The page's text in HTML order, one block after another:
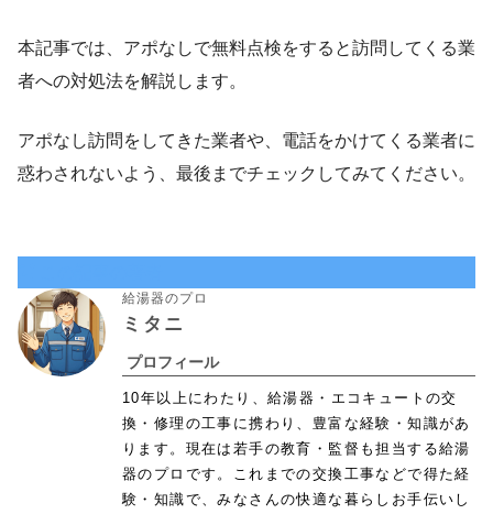
本記事では、アポなしで無料点検をすると訪問してくる業
者への対処法を解説します。
アポなし訪問をしてきた業者や、電話をかけてくる業者に
惑わされないよう、最後までチェックしてみてください。
給湯器のプロ
ミタニ
プロフィール
10年以上にわたり、給湯器・エコキュートの交
換・修理の工事に携わり、豊富な経験・知識があ
ります。現在は若手の教育・監督も担当する給湯
器のプロです。これまでの交換工事などで得た経
験・知識で、みなさんの快適な暮らしお手伝いし